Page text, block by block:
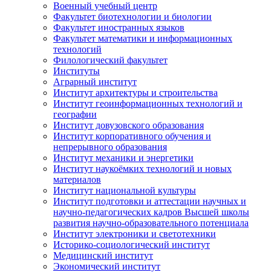
Военный учебный центр
Факультет биотехнологии и биологии
Факультет иностранных языков
Факультет математики и информационных
технологий
Филологический факультет
Институты
Аграрный институт
Институт архитектуры и строительства
Институт геоинформационных технологий и
географии
Институт довузовского образования
Институт корпоративного обучения и
непрерывного образования
Институт механики и энергетики
Институт наукоёмких технологий и новых
материалов
Институт национальной культуры
Институт подготовки и аттестации научных и
научно-педагогических кадров Высшей школы
развития научно-образовательного потенциала
Институт электроники и светотехники
Историко-социологический институт
Медицинский институт
Экономический институт